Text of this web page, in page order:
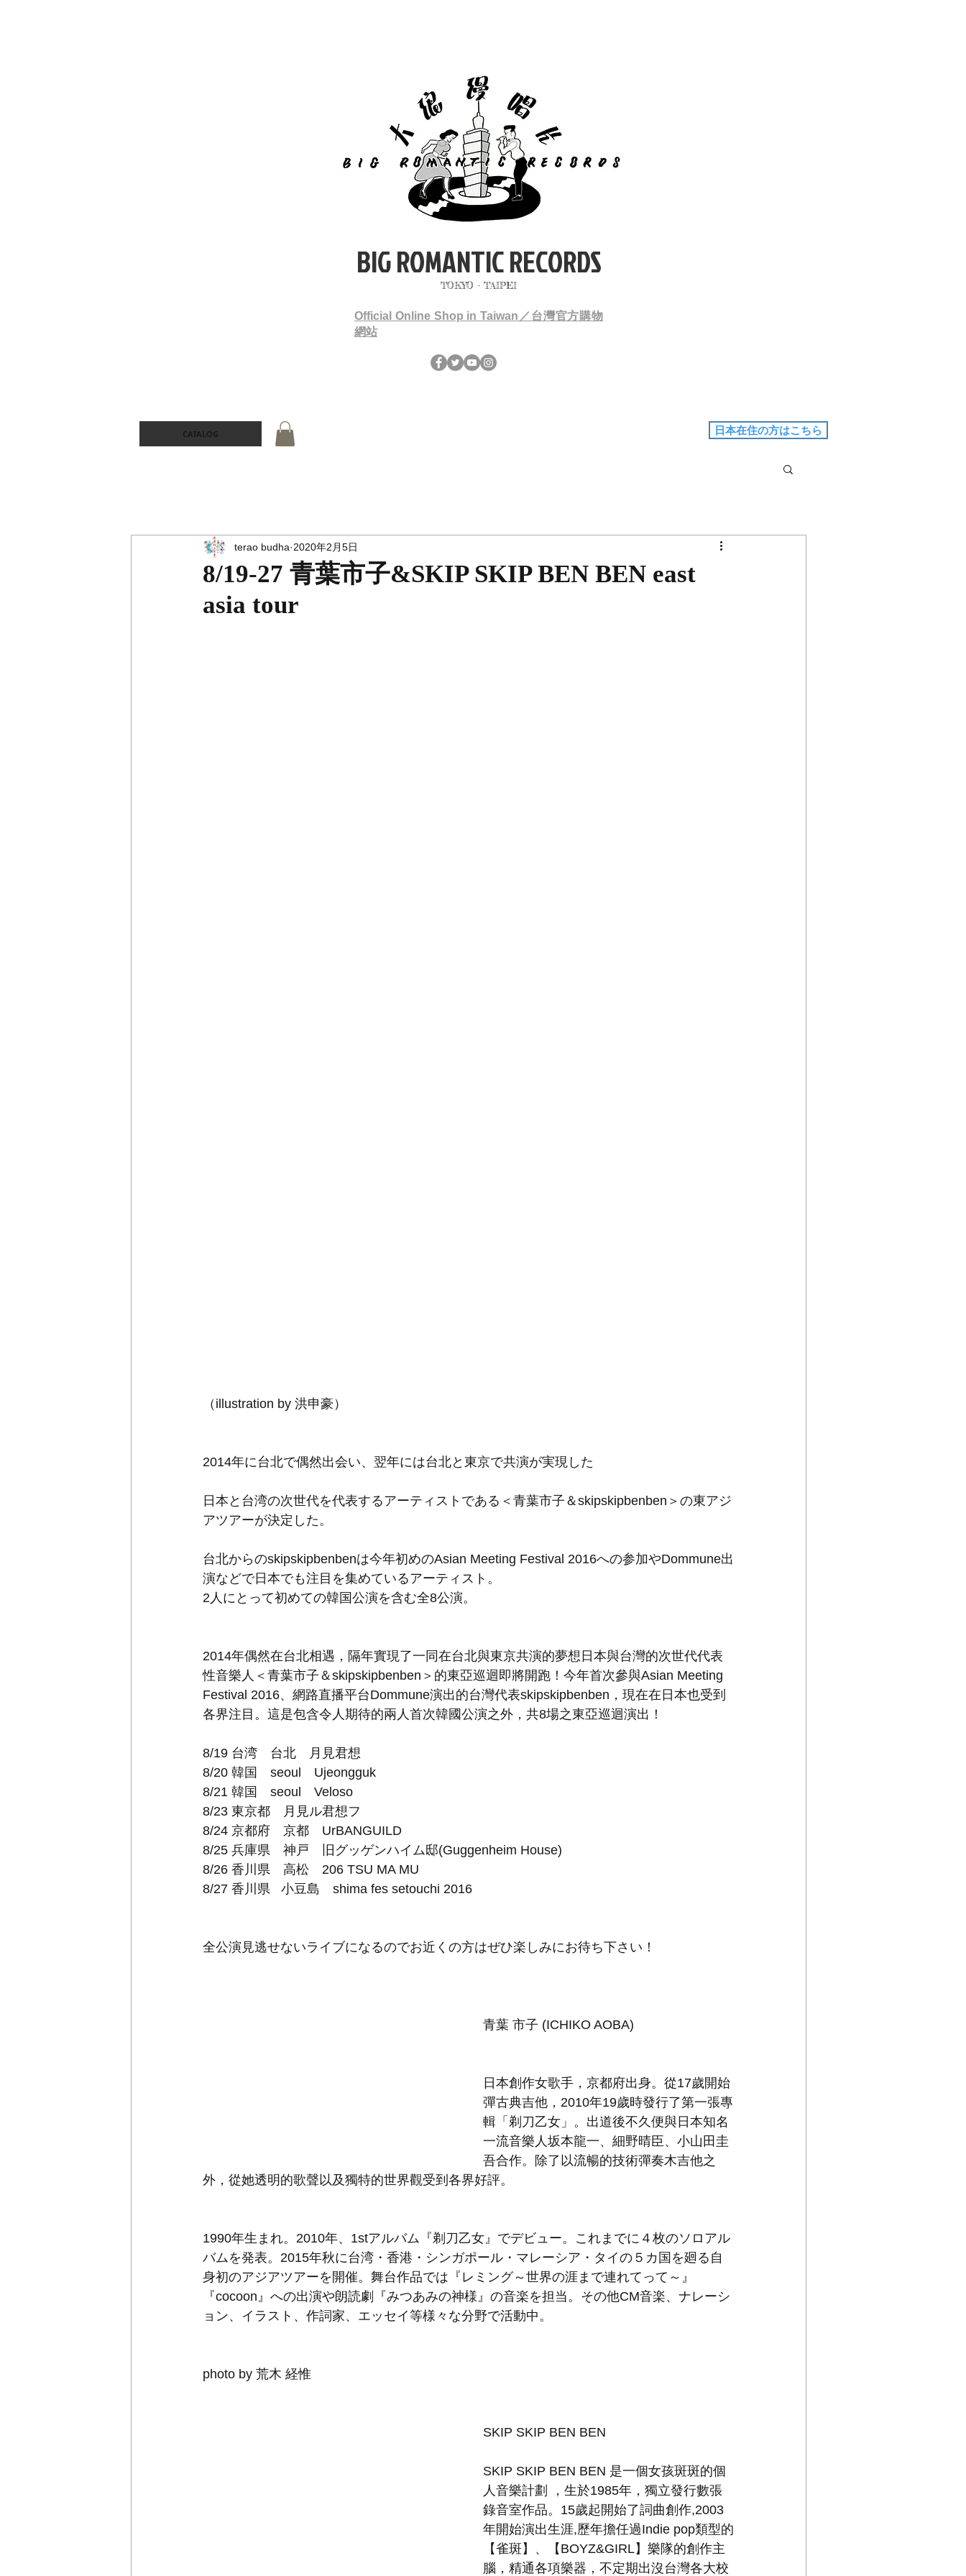
BIG ROMANTIC RECORDS
TOKYO - TAIPEI
Official Online Shop in Taiwan／台灣官方購物
網站
CATALOG 日本在住の方はこちら
8/19-27 青葉市子&SKIP SKIP BEN BEN east
asia tour
terao budha 2020年2月5日
（illustration by 洪申豪）
2014年に台北で偶然出会い、翌年には台北と東京で共演が実現した
日本と台湾の次世代を代表するアーティストである＜青葉市子＆skipskipbenben＞の東アジ
アツアーが決定した。
台北からのskipskipbenbenは今年初めのAsian Meeting Festival 2016への参加やDommune出
演などで日本でも注目を集めているアーティスト。
2人にとって初めての韓国公演を含む全8公演。
2014年偶然在台北相遇，隔年實現了一同在台北與東京共演的夢想日本與台灣的次世代代表
性音樂人＜青葉市子＆skipskipbenben＞的東亞巡迴即將開跑！今年首次參與Asian Meeting
Festival 2016、網路直播平台Dommune演出的台灣代表skipskipbenben，現在在日本也受到
各界注目。這是包含令人期待的兩人首次韓國公演之外，共8場之東亞巡迴演出！
8/19 台湾　台北　月見君想
8/20 韓国　seoul　Ujeongguk
8/21 韓国　seoul　Veloso
8/23 東京都　月見ル君想フ
8/24 京都府　京都　UrBANGUILD
8/25 兵庫県　神戸　旧グッゲンハイム邸(Guggenheim House)
8/26 香川県　高松　206 TSU MA MU
8/27 香川県   小豆島　shima fes setouchi 2016
全公演見逃せないライブになるのでお近くの方はぜひ楽しみにお待ち下さい！
青葉 市子 (ICHIKO AOBA)
日本創作女歌手，京都府出身。從17歲開始
彈古典吉他，2010年19歲時發行了第一張專
輯「剃刀乙女」。出道後不久便與日本知名
一流音樂人坂本龍一、細野晴臣、小山田圭
吾合作。除了以流暢的技術彈奏木吉他之
外，從她透明的歌聲以及獨特的世界觀受到各界好評。
1990年生まれ。2010年、1stアルバム『剃刀乙女』でデビュー。これまでに４枚のソロアル
バムを発表。2015年秋に台湾・香港・シンガポール・マレーシア・タイの５カ国を廻る自
身初のアジアツアーを開催。舞台作品では『レミング～世界の涯まで連れてって～』
『cocoon』への出演や朗読劇『みつあみの神様』の音楽を担当。その他CM音楽、ナレーシ
ョン、イラスト、作詞家、エッセイ等様々な分野で活動中。
photo by 荒木 経惟
SKIP SKIP BEN BEN
SKIP SKIP BEN BEN 是一個女孩斑斑的個
人音樂計劃 ，生於1985年，獨立發行數張
錄音室作品。15歲起開始了詞曲創作,2003
年開始演出生涯,歷年擔任過Indie pop類型的
【雀斑】、【BOYZ&GIRL】樂隊的創作主
腦，精通各項樂器，不定期出沒台灣各大校